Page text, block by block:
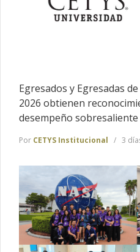
Egresados y Egresadas
2026 obtienen
desempeño sobresaliente
Por CETYS Institucional 3